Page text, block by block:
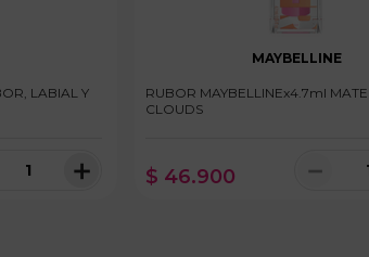
LABIAL Y
＋
MAYBELLINE
RUBOR MAYBELLINEx4.7ml
CLOUDS
$ 46.900 －